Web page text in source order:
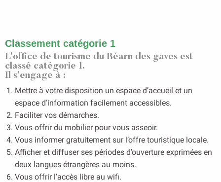
Classement catégorie 1
L’office de tourisme du Béarn des gaves est
classé catégorie 1.
Il s’engage à :
Mettre à votre disposition un espace d’accueil et un
espace d’information facilement accessibles.
Faciliter vos démarches.
Vous offrir du mobilier pour vous asseoir.
Vous informer gratuitement sur l’offre touristique locale.
Afficher et diffuser ses périodes d’ouverture exprimées en
deux langues étrangères au moins.
Vous offrir l’accès libre au wifi.